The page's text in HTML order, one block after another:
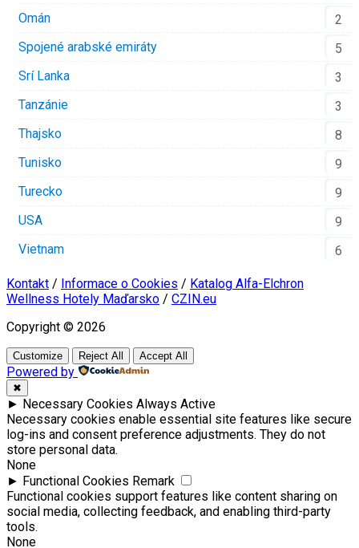
Omán
2
Spojené arabské emiráty
5
Srí Lanka
3
Tanzánie
3
Thajsko
8
Tunisko
9
Turecko
9
USA
9
Vietnam
6
Kontakt / Informace o Cookies / Katalog Alfa-Elchron
Wellness Hotely Maďarsko / CZIN.eu
Copyright © 2026
Customize Reject All Accept All
Powered by
✖
► Necessary Cookies Always Active
Necessary cookies enable essential site features like secure
log-ins and consent preference adjustments. They do not
store personal data.
None
► Functional Cookies Remark
Functional cookies support features like content sharing on
social media, collecting feedback, and enabling third-party
tools.
None